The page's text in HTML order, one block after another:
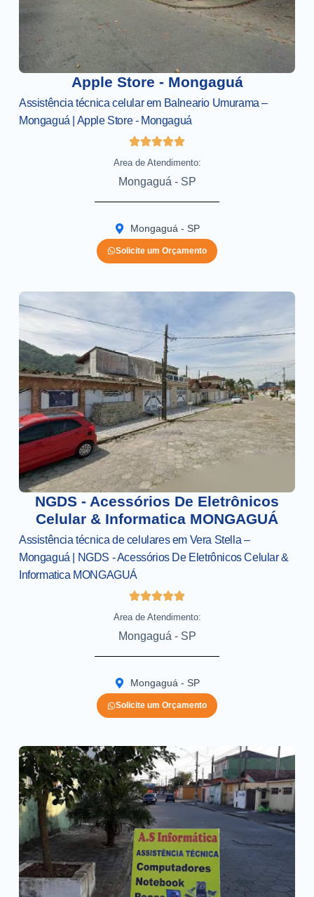
Apple Store - Mongaguá
Assistência técnica celular em Balneario Umurama –
Mongaguá | Apple Store - Mongaguá
Area de Atendimento:
Mongaguá - SP
Mongaguá - SP
Solicite um Orçamento
NGDS - Acessórios De Eletrônicos
Celular & Informatica MONGAGUÁ
Assistência técnica de celulares em Vera Stella –
Mongaguá | NGDS - Acessórios De Eletrônicos Celular &
Informatica MONGAGUÁ
Area de Atendimento:
Mongaguá - SP
Mongaguá - SP
Solicite um Orçamento